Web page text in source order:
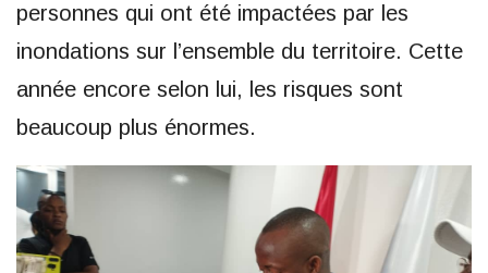
personnes qui ont été impactées par les
inondations sur l’ensemble du territoire. Cette
année encore selon lui, les risques sont
beaucoup plus énormes.